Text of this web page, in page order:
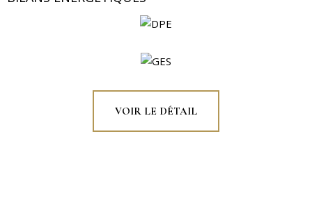
VOIR LE DÉTAIL